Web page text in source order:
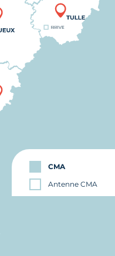
CMA
Antenne CMA